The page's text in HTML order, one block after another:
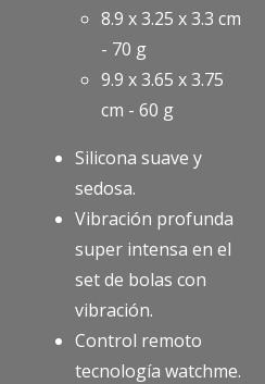
8.9 x 3.25 x 3.3 cm
- 70 g
9.9 x 3.65 x 3.75
cm - 60 g
Silicona suave y
sedosa.
Vibración profunda
super intensa en el
set de bolas con
vibración.
Control remoto
tecnología watchme.